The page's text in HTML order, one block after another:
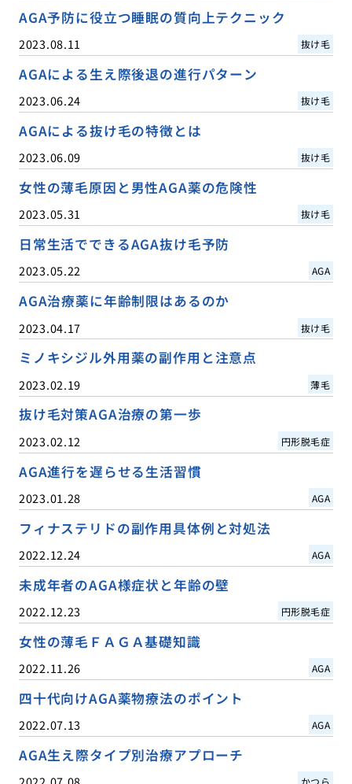
AGA予防に役立つ睡眠の質向上テクニック
2023.08.11 抜け毛
AGAによる生え際後退の進行パターン
2023.06.24 抜け毛
AGAによる抜け毛の特徴とは
2023.06.09 抜け毛
女性の薄毛原因と男性AGA薬の危険性
2023.05.31 抜け毛
日常生活でできるAGA抜け毛予防
2023.05.22 AGA
AGA治療薬に年齢制限はあるのか
2023.04.17 抜け毛
ミノキシジル外用薬の副作用と注意点
2023.02.19 薄毛
抜け毛対策AGA治療の第一歩
2023.02.12 円形脱毛症
AGA進行を遅らせる生活習慣
2023.01.28 AGA
フィナステリドの副作用具体例と対処法
2022.12.24 AGA
未成年者のAGA様症状と年齢の壁
2022.12.23 円形脱毛症
女性の薄毛ＦＡＧＡ基礎知識
2022.11.26 AGA
四十代向けAGA薬物療法のポイント
2022.07.13 AGA
AGA生え際タイプ別治療アプローチ
かつら